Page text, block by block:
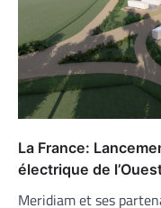
La France:
électrique de
Meridiam et ses